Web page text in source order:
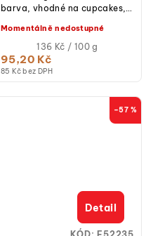
85 Kč bez DPH
95,20 Kč
Měrná
cena:
136 Kč / 100 g
Momentálně nedostupné
barva, vhodné na cupcakes,
sušenky či zmrzlinové poháry.
–57 %
Detail